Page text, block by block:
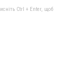
Ctrl + Enter, щоб